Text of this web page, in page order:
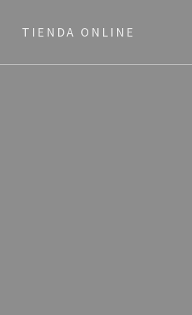
TIENDA ONLINE